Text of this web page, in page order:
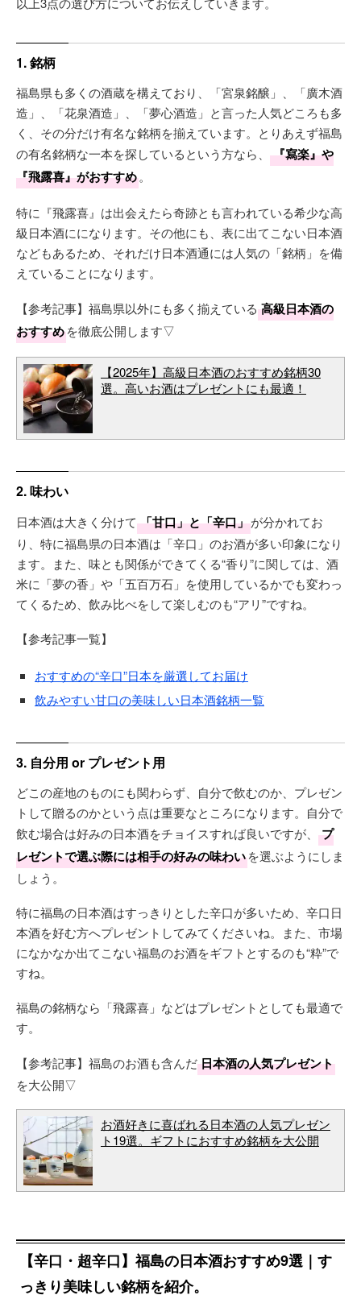
1. 銘柄
福島県も多くの酒蔵を構えており、「宮泉銘醸」、「廣木酒
造」、「花泉酒造」、「夢心酒造」と言った人気どころも多
く、その分だけ有名な銘柄を揃えています。とりあえず福島
の有名銘柄な一本を探しているという方なら、
『寫楽』や
『飛露喜』がおすすめ。
特に『飛露喜』は出会えたら奇跡とも言われている希少な高
級日本酒にになります。その他にも、表に出てこない日本酒
などもあるため、それだけ日本酒通には人気の「銘柄」を備
えていることになります。
【参考記事】福島県以外にも多く揃えている 高級日本酒の
おすすめを徹底公開します▽
【2025年】高級日本酒のおすすめ銘柄30
選。高いお酒はプレゼントにも最適！
2. 味わい
日本酒は大きく分けて 「甘口」と「辛口」が分かれてお
り、特に福島県の日本酒は「辛口」のお酒が多い印象になり
ます。また、味とも関係ができてくる“香り”に関しては、酒
米に「夢の香」や「五百万石」を使用しているかでも変わっ
てくるため、飲み比べをして楽しむのも“アリ”ですね。
【参考記事一覧】
おすすめの“辛口”日本を厳選してお届け
飲みやすい甘口の美味しい日本酒銘柄一覧
3. 自分用 or プレゼント用
どこの産地のものにも関わらず、自分で飲むのか、プレゼン
トして贈るのかという点は重要なところになります。自分で
飲む場合は好みの日本酒をチョイスすれば良いですが、
プ
レゼントで選ぶ際には相手の好みの味わいを選ぶようにしま
しょう。
特に福島の日本酒はすっきりとした辛口が多いため、辛口日
本酒を好む方へプレゼントしてみてくださいね。また、市場
になかなか出てこない福島のお酒をギフトとするのも“粋”で
すね。
福島の銘柄なら「飛露喜」などはプレゼントとしても最適で
す。
【参考記事】福島のお酒も含んだ日本酒の人気プレゼント
を大公開▽
お酒好きに喜ばれる日本酒の人気プレゼン
ト19選。ギフトにおすすめ銘柄を大公開
【辛口・超辛口】福島の日本酒おすすめ9選｜す
っきり美味しい銘柄を紹介。